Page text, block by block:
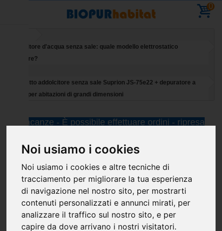
Noi usiamo i cookies
Noi usiamo i cookies e altre tecniche di
tracciamento per migliorare la tua esperienza
di navigazione nel nostro sito, per mostrarti
contenuti personalizzati e annunci mirati, per
analizzare il traffico sul nostro sito, e per
capire da dove arrivano i nostri visitatori.
0
Addolcitore d'acqua senza sale: quale modello elettrostatico
scegliere?
Pacchetto addolcitore senza sale Suprion JS-75e22 + depuratore a
3 vie – per abitazioni di grandi dimensioni
Vacanze - È possibile effettuare ordini - ripresa